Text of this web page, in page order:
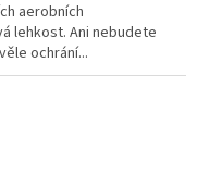
aerobních
lehkost. Ani nebudete
ochrání...